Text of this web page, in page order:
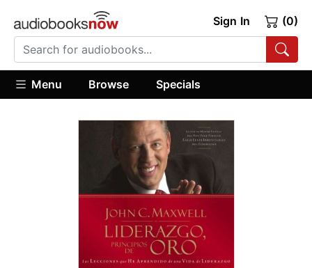
Sign In (0)
Menu Browse Specials